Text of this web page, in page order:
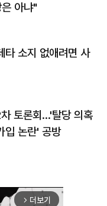
아냐"
타 소지 없애려면 사
토론회…'탈당 의혹
입 논란' 공방
arrow_forward_ios 더보기